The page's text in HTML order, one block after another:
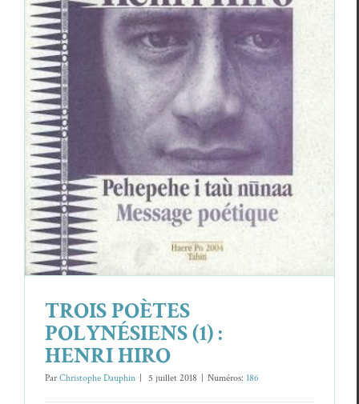
TROIS POÈTES POLYNÉSIENS (1) :
HENRI HIRO
Christophe Dauphin Essais & Chroniques
TROIS POÈTES
POLYNÉSIENS (1) :
HENRI HIRO
ParChristophe Dauphin 5 juil­let 2018 Numéros: 186